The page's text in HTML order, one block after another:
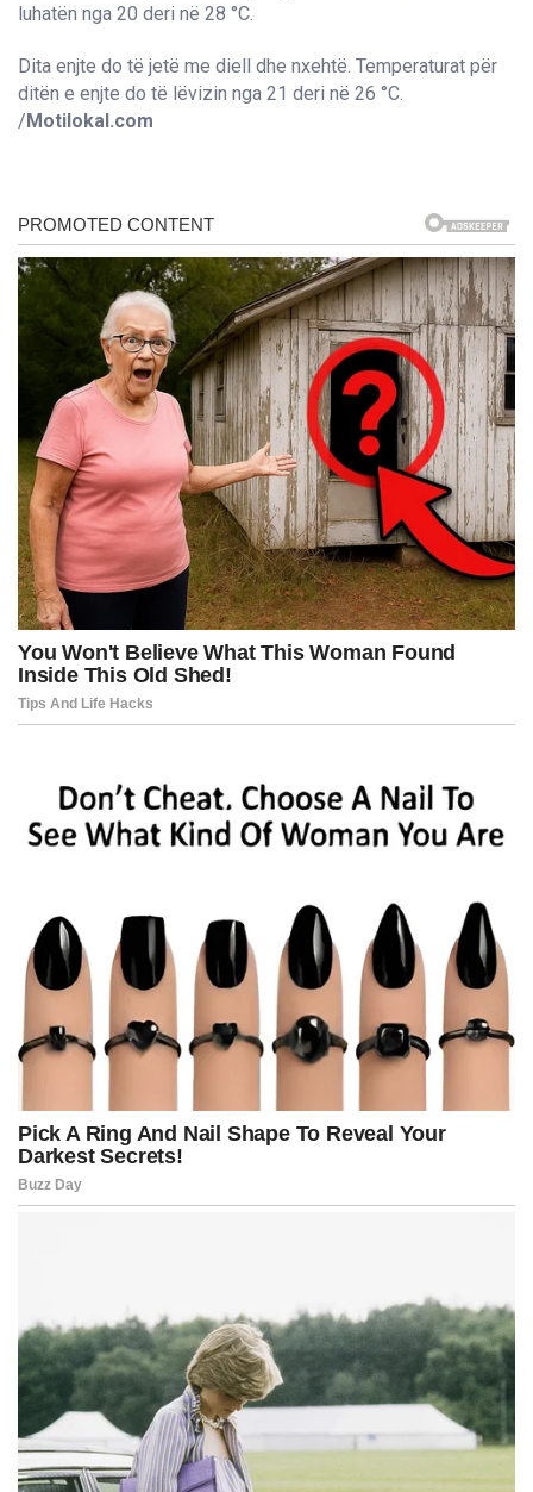
luhatën nga 20 deri në 28 °C.
Dita enjte do të jetë me diell dhe nxehtë. Temperaturat për
ditën e enjte do të lëvizin nga 21 deri në 26 °C.
/ Motilokal.com